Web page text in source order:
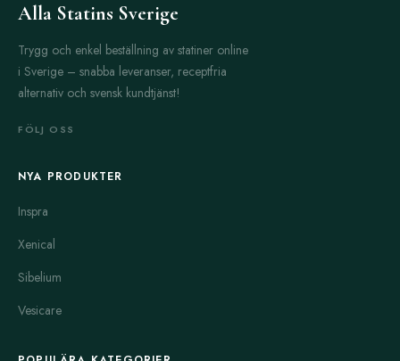
Alla Statins Sverige
Trygg och enkel beställning av statiner online
i Sverige – snabba leveranser, receptfria
alternativ och svensk kundtjänst!
FÖLJ OSS
NYA PRODUKTER
Inspra
Xenical
Sibelium
Vesicare